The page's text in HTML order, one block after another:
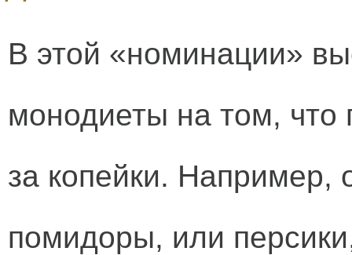
В этой «номинации»
монодиеты на том,
за копейки. Например,
помидоры, или